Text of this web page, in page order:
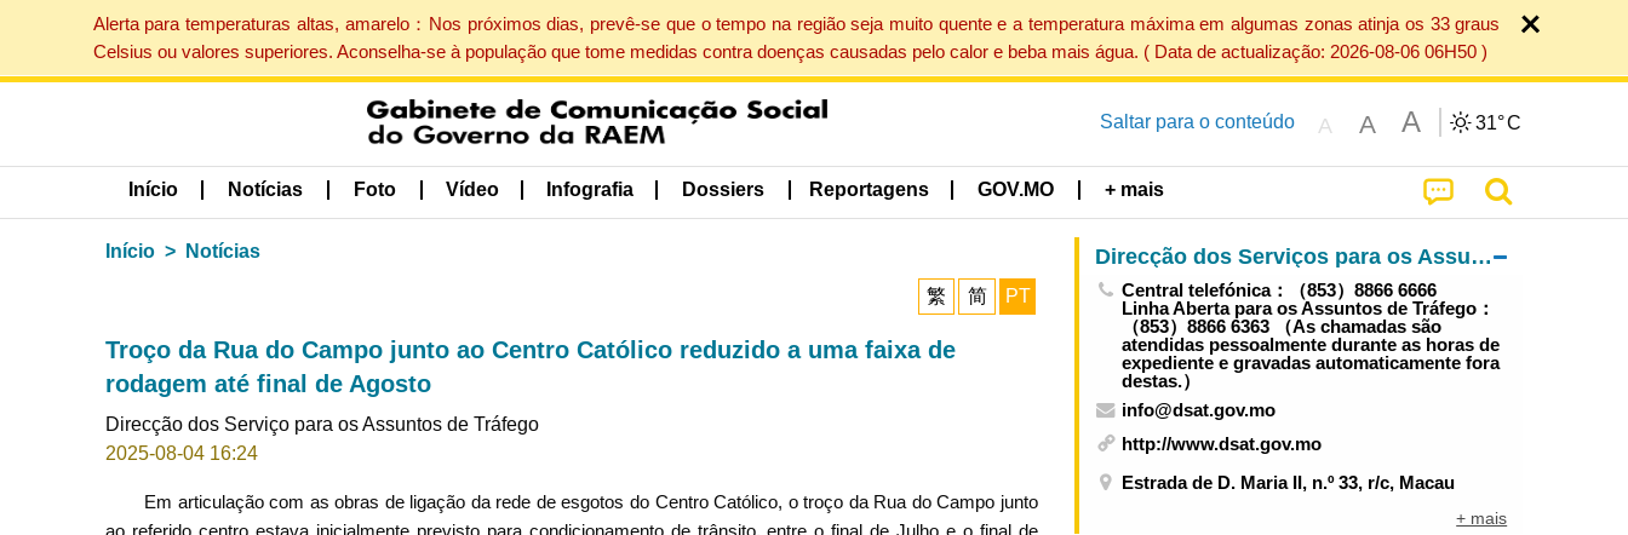
Alerta para temperaturas altas, amarelo：Nos próximos dias, prevê-se que o tempo na região seja muito quente e a temperatura máxima em algumas zonas atinja os 33 graus
Celsius ou valores superiores. Aconselha-se à população que tome medidas contra doenças causadas pelo calor e beba mais água. ( Data de actualização: 2026-08-06 06H50 )
Saltar para o conteúdo A A A 31°C
Início Notícias Foto Vídeo Infografia Dossiers Reportagens GOV.MO + mais
Início Notícias
繁 简 PT
Troço da Rua do Campo junto ao Centro Católico reduzido a uma faixa de
rodagem até final de Agosto
Direcção dos Serviço para os Assuntos de Tráfego
2025-08-04 16:24
Em articulação com as obras de ligação da rede de esgotos do Centro Católico, o troço da Rua do Campo junto
ao referido centro estava inicialmente previsto para condicionamento de trânsito, entre o final de Julho e o final de
Direcção dos Serviços para os Assuntos de Tráfego
Central telefónica：（853）8866 6666
Linha Aberta para os Assuntos de Tráfego：
（853）8866 6363 （As chamadas são
atendidas pessoalmente durante as horas de
expediente e gravadas automaticamente fora
destas.）
info@dsat.gov.mo
http://www.dsat.gov.mo
Estrada de D. Maria II, n.º 33, r/c, Macau
+ mais